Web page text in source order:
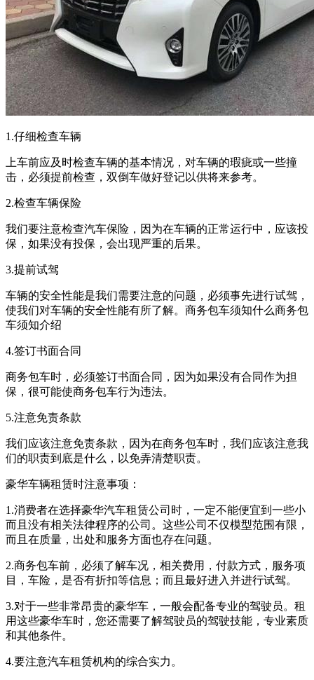
1.仔细检查车辆
上车前应及时检查车辆的基本情况，对车辆的瑕疵或一些撞
击，必须提前检查，双倒车做好登记以供将来参考。
2.检查车辆保险
我们要注意检查汽车保险，因为在车辆的正常运行中，应该投
保，如果没有投保，会出现严重的后果。
3.提前试驾
车辆的安全性能是我们需要注意的问题，必须事先进行试驾，
使我们对车辆的安全性能有所了解。商务包车须知什么商务包
车须知介绍
4.签订书面合同
商务包车时，必须签订书面合同，因为如果没有合同作为担
保，很可能使商务包车行为违法。
5.注意免责条款
我们应该注意免责条款，因为在商务包车时，我们应该注意我
们的职责到底是什么，以免弄清楚职责。
豪华车辆租赁时注意事项：
1.消费者在选择豪华汽车租赁公司时，一定不能便宜到一些小
而且没有相关法律程序的公司。这些公司不仅模型范围有限，
而且在质量，出处和服务方面也存在问题。
2.商务包车前，必须了解车况，相关费用，付款方式，服务项
目，车险，是否有折扣等信息；而且最好进入并进行试驾。
3.对于一些非常昂贵的豪华车，一般会配备专业的驾驶员。租
用这些豪华车时，您还需要了解驾驶员的驾驶技能，专业素质
和其他条件。
4.要注意汽车租赁机构的综合实力。